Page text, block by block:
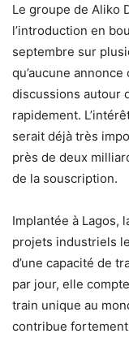
Le groupe de Aliko
l’introduction en
septembre sur
qu’aucune
discussions autour
rapidement.
serait déjà très
près de deux
de la souscription.
Implantée à Lagos,
projets industriels
d’une capacité de
par jour, elle
train unique au
contribue